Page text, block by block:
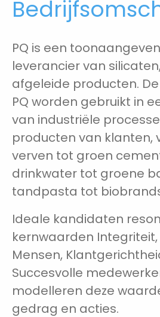
PQ is een
leverancier van
afgeleide producten.
PQ worden gebruikt in
van industriële
producten van klanten,
verven tot groen
drinkwater tot groene
tandpasta tot
Ideale kandidaten
kernwaarden
Mensen,
Succesvolle
modelleren deze
gedrag en acties.